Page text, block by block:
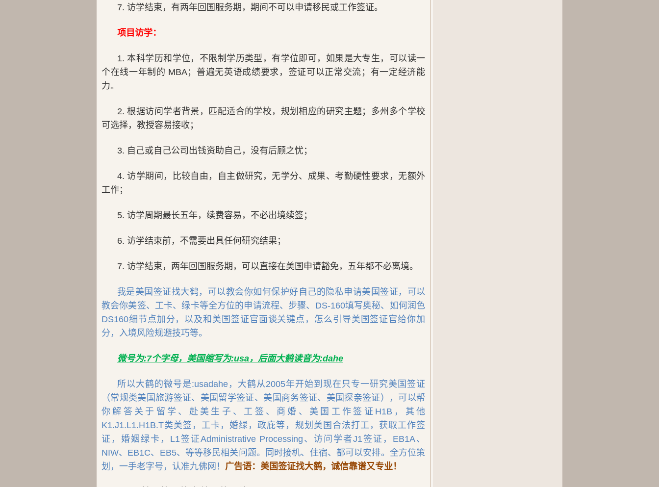
7. 访学结束，有两年回国服务期，期间不可以申请移民或工作签证。
项目访学：
1. 本科学历和学位，不限制学历类型，有学位即可，如果是大专生，可以读一
个在线一年制的 MBA；普遍无英语成绩要求，签证可以正常交流；有一定经济能
力。
2. 根据访问学者背景，匹配适合的学校，规划相应的研究主题；多州多个学校
可选择，教授容易接收；
3. 自己或自己公司出钱资助自己，没有后顾之忧；
4. 访学期间，比较自由，自主做研究，无学分、成果、考勤硬性要求，无额外
工作；
5. 访学周期最长五年，续费容易，不必出境续签；
6. 访学结束前，不需要出具任何研究结果；
7. 访学结束，两年回国服务期，可以直接在美国申请豁免，五年都不必离境。
我是美国签证找大鹤，可以教会你如何保护好自己的隐私申请美国签证，可以
教会你美签、工卡、绿卡等全方位的申请流程、步骤、DS-160填写奥秘、如何润色
DS160细节点加分，以及和美国签证官面谈关键点，怎么引导美国签证官给你加
分，入境风险规避技巧等。
微号为:7个字母，美国缩写为:usa，后面大鹤读音为:dahe
所以大鹤的微号是:usadahe，大鹤从2005年开始到现在只专一研究美国签证
（常规类美国旅游签证、美国留学签证、美国商务签证、美国探亲签证），可以帮
你解答关于留学、赴美生子、工签、商婚、美国工作签证H1B，其他
K1.J1.L1.H1B.T类美签，工卡，婚绿，政庇等，规划美国合法打工，获取工作签
证，婚姻绿卡，L1签证Administrative Processing、访问学者J1签证，EB1A、
NIW、EB1C、EB5、等等移民相关问题。同时接机、住宿、都可以安排。全方位策
划，一手老字号，认准九佛网！ 广告语：美国签证找大鹤，诚信靠谱又专业！